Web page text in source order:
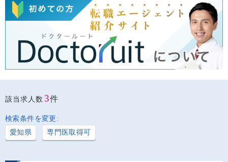
Doctoruit医師転職特集
Doctoruitについて
運営者情報
プライバシーポリシー
該当求人数 3件
検索条件を変更:
愛知県
専門医取得可